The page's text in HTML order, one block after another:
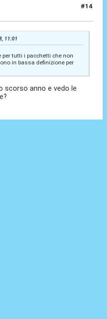
#14
11:01
per tutti i pacchetti che non
in bassa definizione per
scorso anno e vedo le